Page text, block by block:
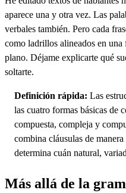
aparece una y otra vez. Las
verbales también. Pero cada
como ladrillos alineados en
plano. Déjame explicarte qué
soltarte.
Definición rápida: Las
las cuatro formas básicas de
compuesta, compleja y
combina cláusulas de
determina cuán natural,
Más allá de la